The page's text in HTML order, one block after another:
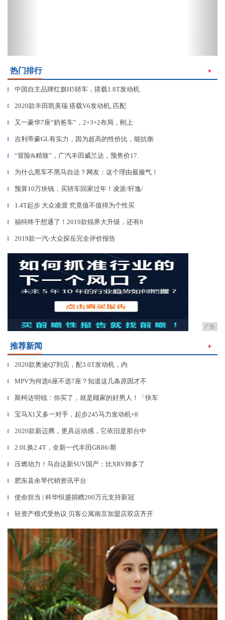
热门排行 ＋
▎ 中国自主品牌红旗H5轿车，搭载1.8T发动机
▎ 2020款丰田凯美瑞 搭载V6发动机, 匹配
▎ 又一豪华7座“奶爸车”，2+3+2布局，刚上
▎ 吉利帝豪GL有实力，因为超高的性价比，能抗衡
▎ “冒险&精致”，广汽丰田威兰达，预售价17.
▎ 为什么黑车不黑马自达？网友：这个理由最服气！
▎ 预算10万块钱，买轿车回家过年！凌派/轩逸/
▎ 1.4T起步 大众凌渡 究竟值不值得为个性买
▎ 福特终于想通了！2019款锐界大升级，还有8
▎ 2019款一汽-大众探岳完全评价报告
广告
推荐新闻 ＋
▎ 2020款奥迪Q7到店，配3.0T发动机，内
▎ MPV为何选6座不选7座？知道这几条原因才不
▎ 斯柯达明锐：你买了，就是顾家的好男人！「快车
▎ 宝马X1又多一对手，起步245马力发动机+8
▎ 2020款新迈腾，更具运动感，它依旧是那台中
▎ 2.0L换2.4T，全新一代丰田GR86/斯
▎ 压燃动力！马自达新SUV国产：比XRV帅多了
▎ 肥东县余琴代销资讯平台
▎ 使命担当 | 科华恒盛捐赠200万元支持新冠
▎ 轻资产模式受热议 贝客公寓南京加盟店双店齐开